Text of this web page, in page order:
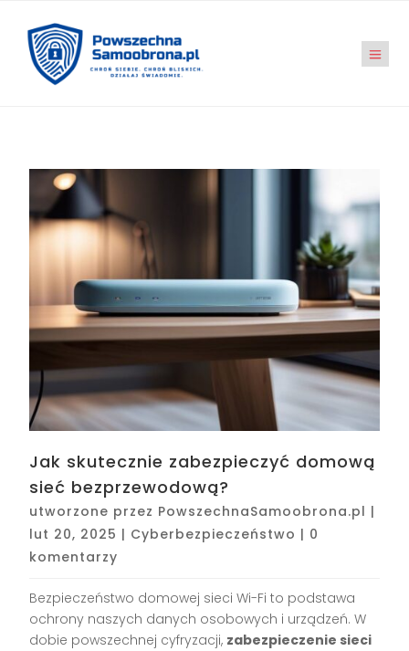
Jak skutecznie zabezpieczyć domową
sieć bezprzewodową?
utworzone przez PowszechnaSamoobrona.pl |
lut 20, 2025 | Cyberbezpieczeństwo | 0
komentarzy
Bezpieczeństwo domowej sieci Wi-Fi to podstawa
ochrony naszych danych osobowych i urządzeń. W
dobie powszechnej cyfryzacji, zabezpieczenie sieci